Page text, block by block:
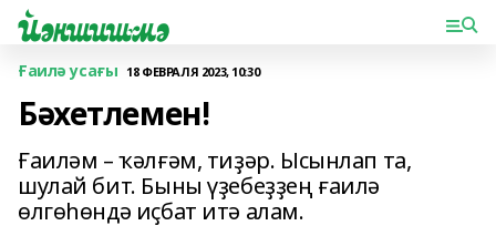
Ғаилә усағы 18 ФЕВРАЛЯ 2023, 10:30
Бәхетлемен!
Ғаиләм – ҡәлғәм, тиҙәр. Ысынлап та,
шулай бит. Быны үҙебеҙҙең ғаилә
өлгөһөндә иҫбат итә алам.